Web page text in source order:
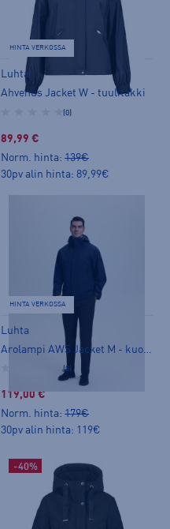
HINTA VERKOSSA
Luhta
Ahvenus Jacket W - tuulitakki
(0)
89,99 €
Norm. hinta: 139€
30pv alin hinta: 89,99€
HINTA VERKOSSA
Luhta
(0)
119,00 €
Norm. hinta: 179€
30pv alin hinta: 119€
-40%